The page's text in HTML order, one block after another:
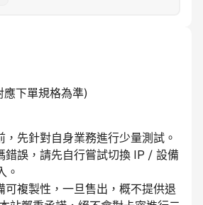
應下單規格為準)
，先針對自身業務進行少量測試。
錯誤，請先自行嘗試切換 IP / 設備
。
可複製性，一旦售出，概不提供退